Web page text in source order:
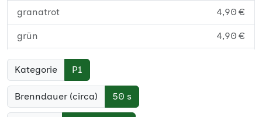
granatrot 4,90 €
grün 4,90 €
orange
pink
rot
Kategorie P1
Brenndauer (circa) 50 s